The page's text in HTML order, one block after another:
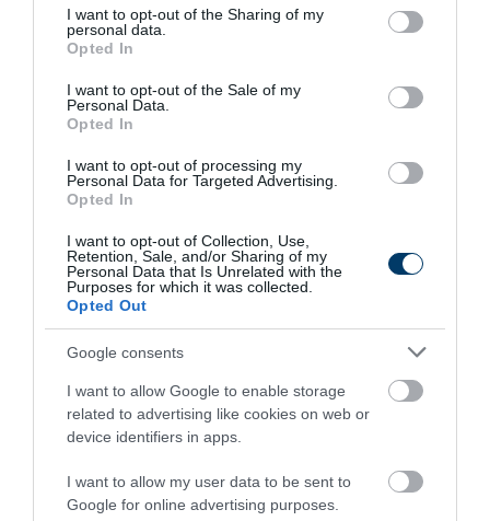
not limited to your visit or usage behaviour. You may click to
grant or deny consent to Google and its third-party tags to
use your data for below specified purposes in below Google
consent section.
I want to opt-out of the Sharing of my
personal data.
Opted In
I want to opt-out of the Sale of my
Personal Data.
Opted In
I want to opt-out of processing my
Personal Data for Targeted Advertising.
Opted In
I want to opt-out of Collection, Use,
Retention, Sale, and/or Sharing of my
Personal Data that Is Unrelated with the
Purposes for which it was collected.
Opted Out
Google consents
I want to allow Google to enable storage
related to advertising like cookies on web or
device identifiers in apps.
I want to allow my user data to be sent to
Google for online advertising purposes.
Your Body!
275 73 268
8 h 9 min
One Teaspoon And All The Worms In The Body